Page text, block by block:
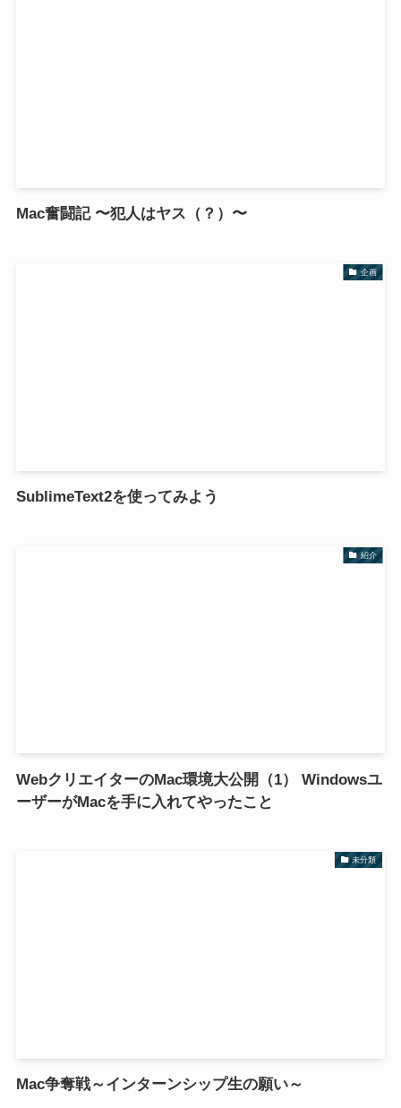
Mac奮闘記 〜犯人はヤス（？）〜
企画
SublimeText2を使ってみよう
紹介
WebクリエイターのMac環境大公開（1） Windowsユ
ーザーがMacを手に入れてやったこと
未分類
Mac争奪戦～インターンシップ生の願い～